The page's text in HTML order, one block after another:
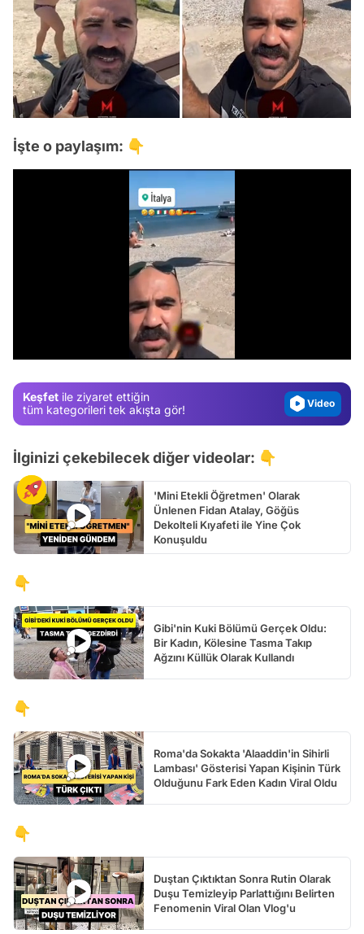
İşte o paylaşım: 👇
Keşfet ile ziyaret ettiğin
tüm kategorileri tek akışta gör!
Video
İlginizi çekebilecek diğer videolar: 👇
'Mini Etekli Öğretmen' Olarak
Ünlenen Fidan Atalay, Göğüs
Dekolteli Kıyafeti ile Yine Çok
Konuşuldu
👇
Gibi'nin Kuki Bölümü Gerçek Oldu:
Bir Kadın, Kölesine Tasma Takıp
Ağzını Küllük Olarak Kullandı
👇
Roma'da Sokakta 'Alaaddin'in Sihirli
Lambası' Gösterisi Yapan Kişinin Türk
Olduğunu Fark Eden Kadın Viral Oldu
👇
Duştan Çıktıktan Sonra Rutin Olarak
Duşu Temizleyip Parlattığını Belirten
Fenomenin Viral Olan Vlog'u